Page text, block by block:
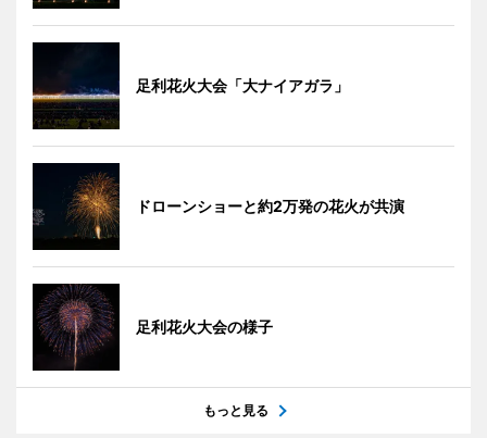
足利花火大会「大ナイアガラ」
ドローンショーと約2万発の花火が共演
足利花火大会の様子
もっと見る